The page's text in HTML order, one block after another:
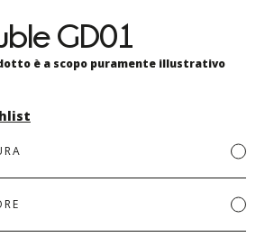
GD01
è a scopo puramente illustrativo